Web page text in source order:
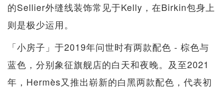
的Sellier外缝线装饰常见于Kelly，在Birkin包身上
则是极少运用。
「小房子」于2019年问世时有两款配色 - 棕色与
蓝色，分别象征旗舰店的白天和夜晚。及至2021
年，Hermès又推出崭新的白黑两款配色，代表初